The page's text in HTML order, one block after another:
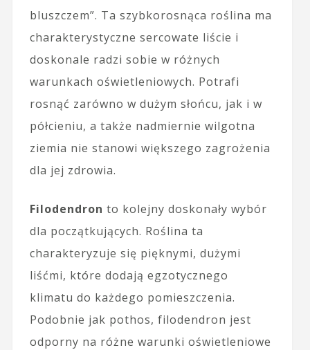
bluszczem”. Ta szybkorosnąca roślina ma
charakterystyczne sercowate liście i
doskonale radzi sobie w różnych
warunkach oświetleniowych. Potrafi
rosnąć zarówno w dużym słońcu, jak i w
półcieniu, a także nadmiernie wilgotna
ziemia nie stanowi większego zagrożenia
dla jej zdrowia.
Filodendron to kolejny doskonały wybór
dla początkujących. Roślina ta
charakteryzuje się pięknymi, dużymi
liśćmi, które dodają egzotycznego
klimatu do każdego pomieszczenia.
Podobnie jak pothos, filodendron jest
odporny na różne warunki oświetleniowe